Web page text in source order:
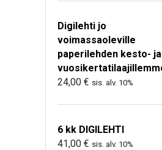
Digilehti jo
voimassaoleville
paperilehden kesto- ja
24,00 € sis. alv. 10%
6 kk DIGILEHTI
41,00 € sis. alv. 10%